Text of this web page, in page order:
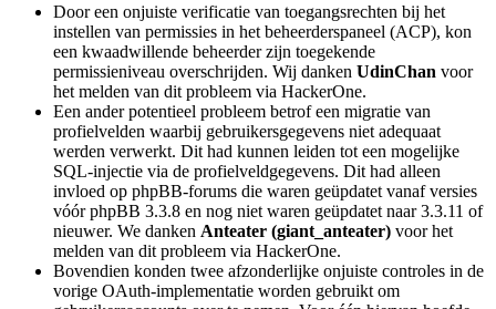
Door een onjuiste verificatie van toegangsrechten bij het
instellen van permissies in het beheerderspaneel (ACP), kon
een kwaadwillende beheerder zijn toegekende
permissieniveau overschrijden. Wij danken UdinChan voor
het melden van dit probleem via HackerOne.
Een ander potentieel probleem betrof een migratie van
profielvelden waarbij gebruikersgegevens niet adequaat
werden verwerkt. Dit had kunnen leiden tot een mogelijke
SQL-injectie via de profielveldgegevens. Dit had alleen
invloed op phpBB-forums die waren geüpdatet vanaf versies
vóór phpBB 3.3.8 en nog niet waren geüpdatet naar 3.3.11 of
nieuwer. We danken Anteater (giant_anteater) voor het
melden van dit probleem via HackerOne.
Bovendien konden twee afzonderlijke onjuiste controles in de
vorige OAuth-implementatie worden gebruikt om